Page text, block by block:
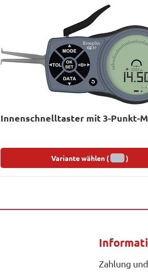
Innenschnelltaster mit 3-Punkt-
Variante wählen ( )
Zahlung